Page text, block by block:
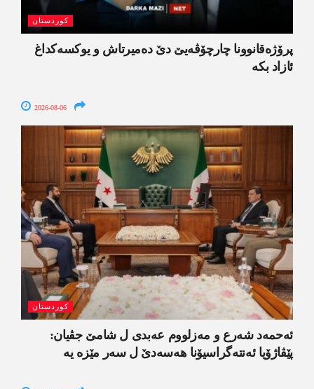
کوردستان
پرۆژەقانوونا چارچۆڤەیێ دێ دەمیرتاش و یوکسەکداغ
ئازاد بکە
2026-08-06
کوردستان
ئەحمەد شەرع و مەزلووم عەبدی ل شامێ جڤیان:
پێڤاژۆیا ئەنتەگراسیۆنا ھەسەدێ ل سەر مێزە یە